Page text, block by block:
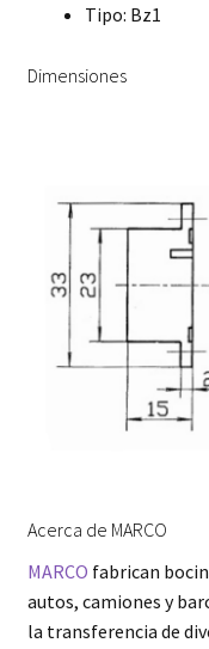
Tipo: Bz1
Dimensiones
Acerca de MARCO
MARCO fabrican
autos, camiones y
la transferencia de